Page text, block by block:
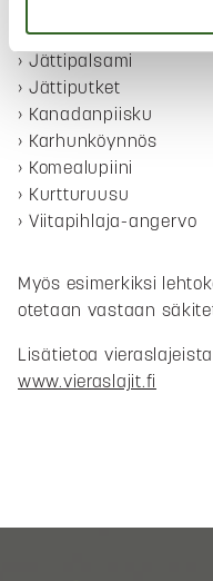
Japaninruttojuuri
Jättipalsami
Jättiputket
Kanadanpiisku
Karhunköynnös
Komealupiini
Kurtturuusu
Viitapihlaja-angervo
Myös esimerkiksi
otetaan vastaan
Lisätietoa
www.vieraslajit.fi